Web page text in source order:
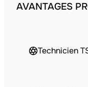
AVANTAGES
Technicien